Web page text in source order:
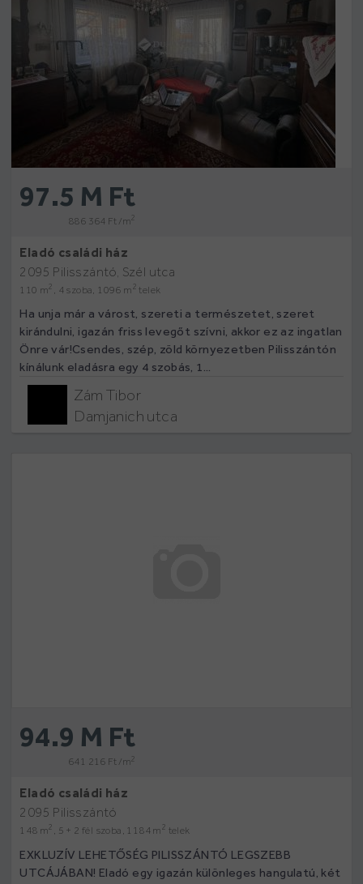
97.5 M Ft
886 364 Ft /m2
Eladó családi ház
2095 Pilisszántó, Szél utca
110 m2 , 4 szoba, 1096 m 2 telek
Ha unja már a várost, szereti a természetet, szeret
kirándulni, igazán friss levegőt szívni, akkor ez az ingatlan
Önre vár!Csendes, szép, zöld környezetben Pilisszántón
kínálunk eladásra egy 4 szobás, 1...
Zám Tibor
Damjanich utca
94.9 M Ft
641 216 Ft /m2
Eladó családi ház
2095 Pilisszántó
148 m2 , 5 + 2 fél szoba, 1184 m2 telek
EXKLUZÍV LEHETŐSÉG PILISSZÁNTÓ LEGSZEBB
UTCÁJÁBAN! Eladó egy igazán különleges hangulatú, két